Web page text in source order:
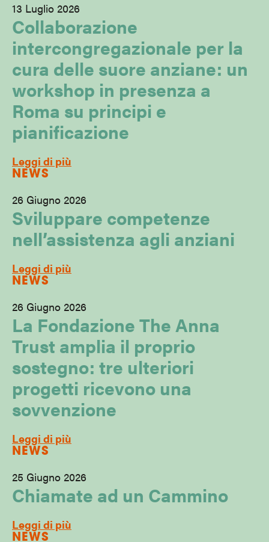
13 Luglio 2026
Collaborazione
intercongregazionale per la
cura delle suore anziane: un
workshop in presenza a
Roma su principi e
pianificazione
Leggi di più
NEWS
26 Giugno 2026
Sviluppare competenze
nell’assistenza agli anziani
Leggi di più
NEWS
26 Giugno 2026
La Fondazione The Anna
Trust amplia il proprio
sostegno: tre ulteriori
progetti ricevono una
sovvenzione
Leggi di più
NEWS
25 Giugno 2026
Chiamate ad un Cammino
Leggi di più
NEWS